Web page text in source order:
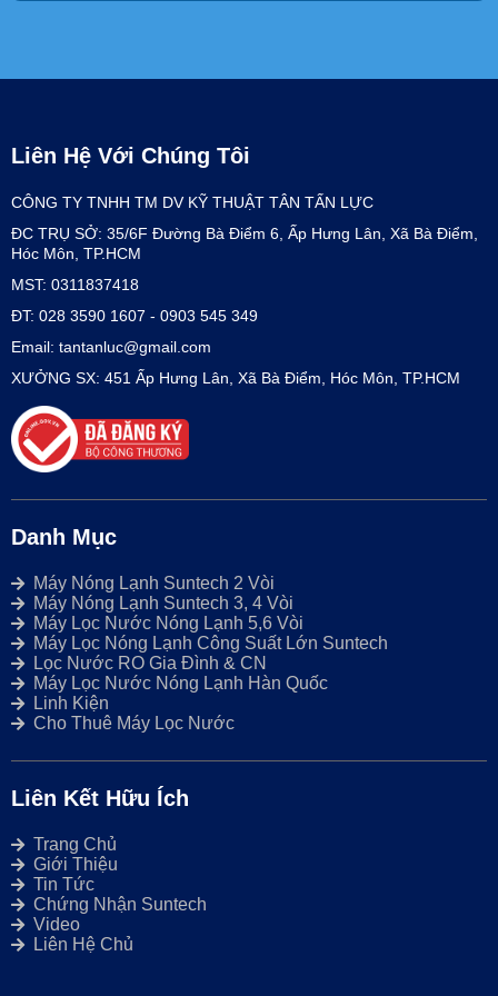
Liên Hệ Với Chúng Tôi
CÔNG TY TNHH TM DV KỸ THUẬT TÂN TẤN LỰC
ĐC TRỤ SỞ: 35/6F Đường Bà Điểm 6, Ấp Hưng Lân, Xã Bà Điểm,
Hóc Môn, TP.HCM
MST: 0311837418
ĐT: 028 3590 1607 - 0903 545 349
Email: tantanluc@gmail.com
XƯỞNG SX: 451 Ấp Hưng Lân, Xã Bà Điểm, Hóc Môn, TP.HCM
Danh Mục
Máy Nóng Lạnh Suntech 2 Vòi
Máy Nóng Lạnh Suntech 3, 4 Vòi
Máy Lọc Nước Nóng Lạnh 5,6 Vòi
Máy Lọc Nóng Lạnh Công Suất Lớn Suntech
Lọc Nước RO Gia Đình & CN
Máy Lọc Nước Nóng Lạnh Hàn Quốc
Linh Kiện
Cho Thuê Máy Lọc Nước
Liên Kết Hữu Ích
Trang Chủ
Giới Thiệu
Tin Tức
Chứng Nhận Suntech
Video
Liên Hệ Chủ